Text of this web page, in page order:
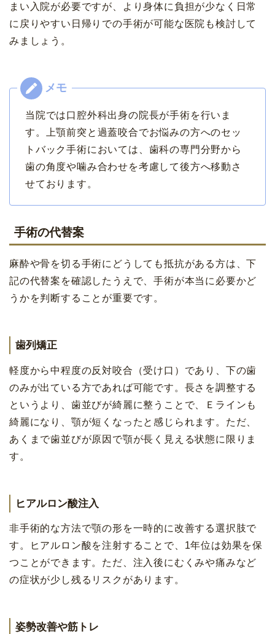
まい入院が必要ですが、より身体に負担が少なく日常
に戻りやすい日帰りでの手術が可能な医院も検討して
みましょう。
当院では口腔外科出身の院長が手術を行いま
す。上顎前突と過蓋咬合でお悩みの方へのセッ
トバック手術においては、歯科の専門分野から
歯の角度や噛み合わせを考慮して後方へ移動さ
せております。
手術の代替案
麻酔や骨を切る手術にどうしても抵抗がある方は、下
記の代替案を確認したうえで、手術が本当に必要かど
うかを判断することが重要です。
歯列矯正
軽度から中程度の反対咬合（受け口）であり、下の歯
のみが出ている方であれば可能です。長さを調整する
というより、歯並びが綺麗に整うことで、Ｅラインも
綺麗になり、顎が短くなったと感じられます。ただ、
あくまで歯並びが原因で顎が長く見える状態に限りま
す。
ヒアルロン酸注入
非手術的な方法で顎の形を一時的に改善する選択肢で
す。ヒアルロン酸を注射することで、1年位は効果を保
つことができます。ただ、注入後にむくみや痛みなど
の症状が少し残るリスクがあります。
姿勢改善や筋トレ